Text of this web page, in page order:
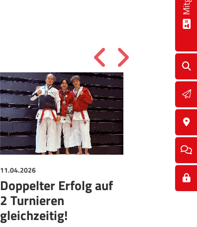
11.04.2026
Doppelter Erfolg auf
2 Turnieren
gleichzeitig!
Gurt-